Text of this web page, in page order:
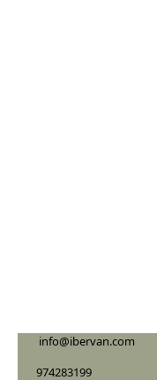
info@ibervan.com
974283199